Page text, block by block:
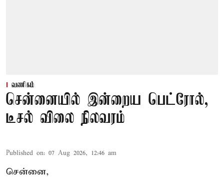
வணிகம்
சென்னையில் இன்றைய பெட்ரோல்,
டீசல் விலை நிலவரம்
Published on: 07 Aug 2026, 12:46 am
சென்னை,